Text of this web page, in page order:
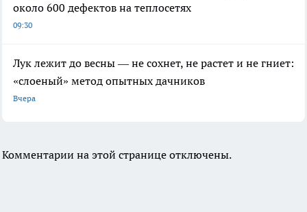
около 600 дефектов на теплосетях
09:30
Лук лежит до весны — не сохнет, не растет и не гниет:
«слоеный» метод опытных дачников
Вчера
Комментарии на этой странице отключены.